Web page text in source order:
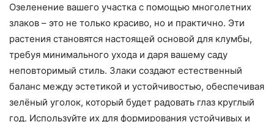
Озеленение вашего участка с помощью многолетних
злаков – это не только красиво, но и практично. Эти
растения становятся настоящей основой для клумбы,
требуя минимального ухода и даря вашему саду
неповторимый стиль. Злаки создают естественный
баланс между эстетикой и устойчивостью, обеспечивая
зелёный уголок, который будет радовать глаз круглый
год. Используйте их для формирования устойчивых и